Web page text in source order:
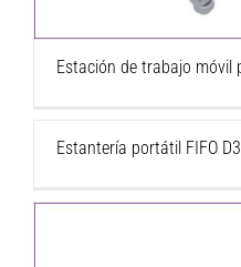
Estación de trabajo
Estantería portátil FIFO